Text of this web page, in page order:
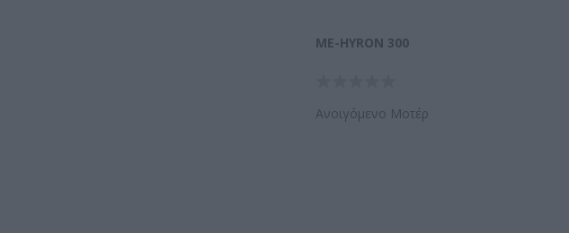
ME-HYRON 300
Ανοιγόμενο Μοτέρ